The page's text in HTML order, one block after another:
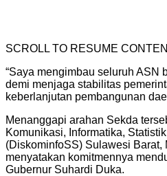
SCROLL TO RESUME
“Saya mengimbau seluruh ASN
demi menjaga stabilitas
keberlanjutan pembangunan
Menanggapi arahan Sekda
Komunikasi, Informatika,
(DiskominfoSS) Sulawesi Barat,
menyatakan komitmennya
Gubernur Suhardi Duka.